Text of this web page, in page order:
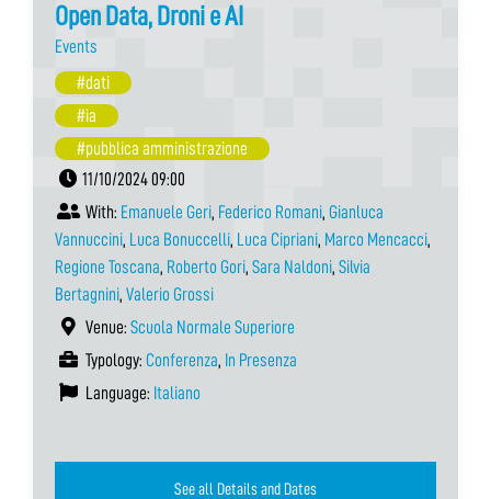
Open Data, Droni e AI
Events
#dati
#ia
#pubblica amministrazione
11/10/2024 09:00
With: Emanuele Geri, Federico Romani, Gianluca
Vannuccini, Luca Bonuccelli, Luca Cipriani, Marco Mencacci,
Regione Toscana, Roberto Gori, Sara Naldoni, Silvia
Bertagnini, Valerio Grossi
Venue: Scuola Normale Superiore
Typology: Conferenza, In Presenza
Language: Italiano
See all Details and Dates